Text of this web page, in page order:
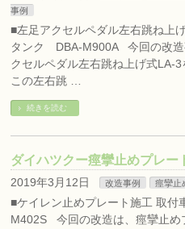
事例
■左足アクセルペダル左右跳ね上
タンク DBA-M900A 今回の改造
クセルペダル左右跳ね上げ式LA-3
この左右跳 …
続きを読む
ダイハツクー痙攣止めプレー
2019年3月12日 改造事例 痙攣止
■ケイレン止めプレート施工 取
M402S 今回の改造は、痙攣止め